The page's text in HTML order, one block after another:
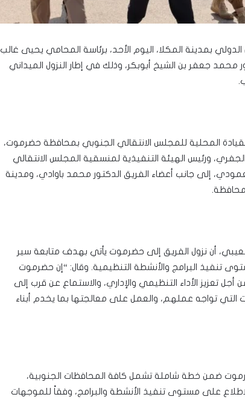
الدولي بمدينة المكلا، اليوم الأحد، برئاسة المحامي يحيى غالب
محمد جعفر بن الشيخ أبوبكر، وذلك في إطار النزول الميداني
المحلية للمجلس الانتقالي الجنوبي بمحافظة حضرموت،
ورئيس الهيئة التنفيذية لمنسقية المجلس الانتقالي
إلى جانب أعضاء الفريق الدكتور محمد باوادي، ومدينة
أن نزول الفريق إلى حضرموت يأتي بهدف متابعة سير
تنفيذ البرامج والأنشطة التنظيمية. وقال: “إن حضرموت
أجل تعزيز الأداء التنظيمي والإداري، والاستماع عن قرب إلى
التي تواجه عملهم، والعمل على معالجتها بما يخدم أبناء
ضمن خطة شاملة تشمل كافة المحافظات الجنوبية،
على مستوى تنفيذ الأنشطة والبرامج، وفقاً للموجهات